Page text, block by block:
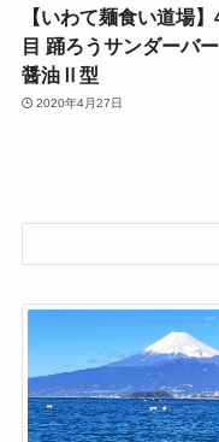
【いわて麺食い道場
目 踊ろうサンダーバ
醤油Ⅱ型
2020年4月27日